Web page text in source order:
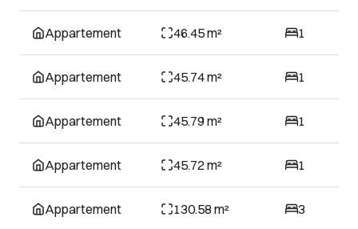
Appartement 46.45 m² 1
Appartement 45.74 m² 1
Appartement 45.79 m² 1
Appartement 45.72 m² 1
Appartement 130.58 m² 3